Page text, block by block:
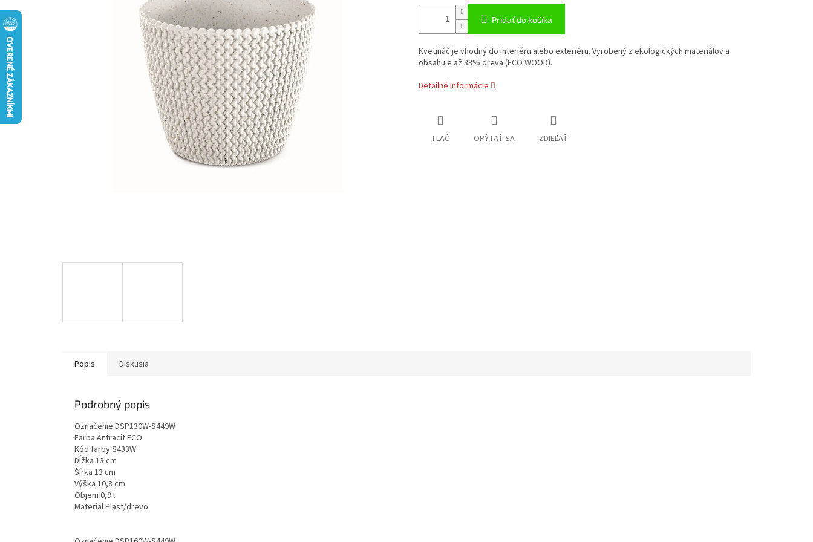
Pridať do košíka
Kvetináč je vhodný do interiéru alebo exteriéru. Vyrobený z ekologických materiálov a
obsahuje až 33% dreva (ECO WOOD).
Detailné informácie
TLAČ OPÝTAŤ SA ZDIEĽAŤ
Popis Diskusia
Podrobný popis
Označenie DSP130W-S449W
Farba Antracit ECO
Kód farby S433W
Dĺžka 13 cm
Šírka 13 cm
Výška 10,8 cm
Objem 0,9 l
Materiál Plast/drevo